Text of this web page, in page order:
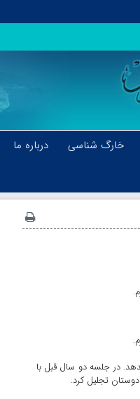
خارگ شناسی درباره ما
در جلسه دو سال قبل با
دوستان تجلیل کرد.